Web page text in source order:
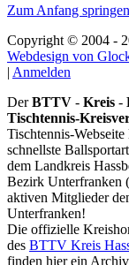
Zum Anfang springen
Copyright © 2004 -
Webdesign von
| Anmelden
DerBTTV - Kreis -
Tischtennis-
Tischtennis-
schnellste
dem Landkreis
Bezirk Unterfranken
aktiven Mitglieder
Unterfranken!
Die offizielle
des BTTV Kreis
finden hier ein